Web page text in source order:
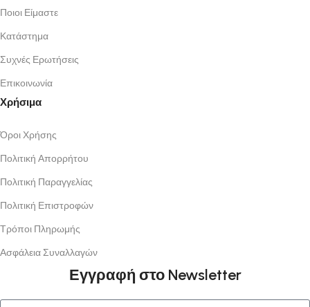
Ποιοι Είμαστε
Κατάστημα
Συχνές Ερωτήσεις
Επικοινωνία
Χρήσιμα
Όροι Χρήσης
Πολιτική Απορρήτου
Πολιτική Παραγγελίας
Πολιτική Επιστροφών
Τρόποι Πληρωμής
Ασφάλεια Συναλλαγών
Εγγραφή στο Newsletter